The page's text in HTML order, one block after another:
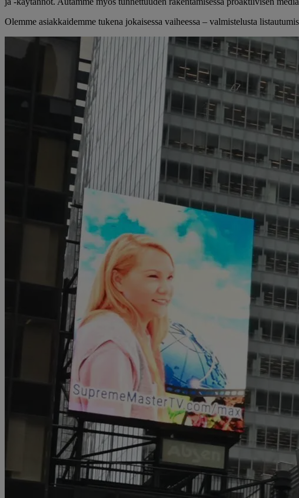
Olemme asiakkaidemme tukena jokaisessa vaiheessa – valmistelusta